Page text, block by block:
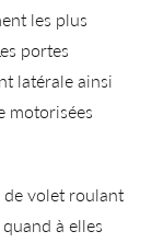
les plus
portes
latérale ainsi
motorisées
de volet roulant
à elles